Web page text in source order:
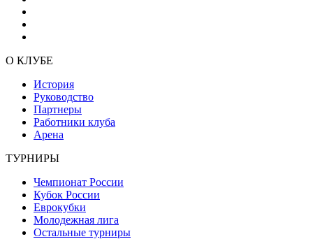
О КЛУБЕ
История
Руководство
Партнеры
Работники клуба
Арена
ТУРНИРЫ
Чемпионат России
Кубок России
Еврокубки
Молодежная лига
Остальные турниры